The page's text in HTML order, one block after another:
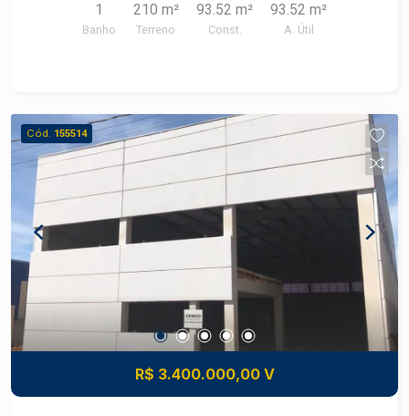
1
Banho
210 m²
Terreno
93.52 m²
Const.
93.52 m²
A. Útil
Cód. 155514
R$ 3.400.000,00 V